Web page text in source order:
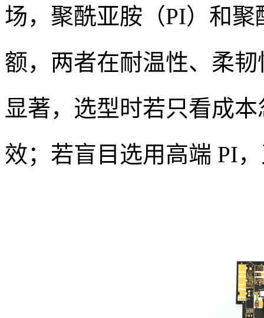
场，聚酰亚胺（PI）和聚
额，两者在耐温性、柔
显著，选型时若只看成
效；若盲目选用高端 PI